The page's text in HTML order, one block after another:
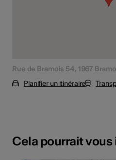
Rue de Bramois 54, 1967
Planifier un itinéraire
Cela pourrait